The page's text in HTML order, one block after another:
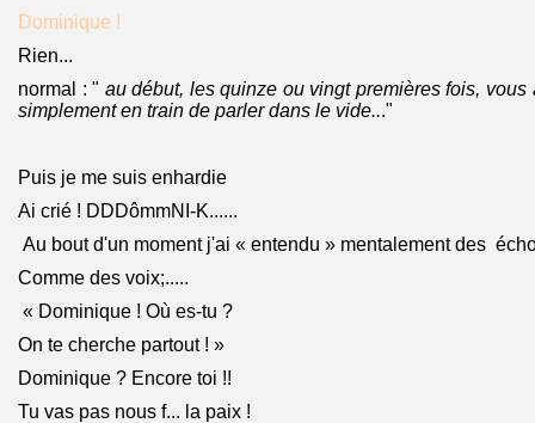
Dominique !
Rien...
normal : " au début, les quinze ou vingt premières fois, vous
simplement en train de parler dans le vide..."
Puis je me suis enhardie
Ai crié ! DDDômmNI-K......
Au bout d'un moment j'ai « entendu » mentalement des
Comme des voix;.....
« Dominique ! Où es-tu ?
On te cherche partout ! »
Dominique ? Encore toi !!
Tu vas pas nous f... la paix !